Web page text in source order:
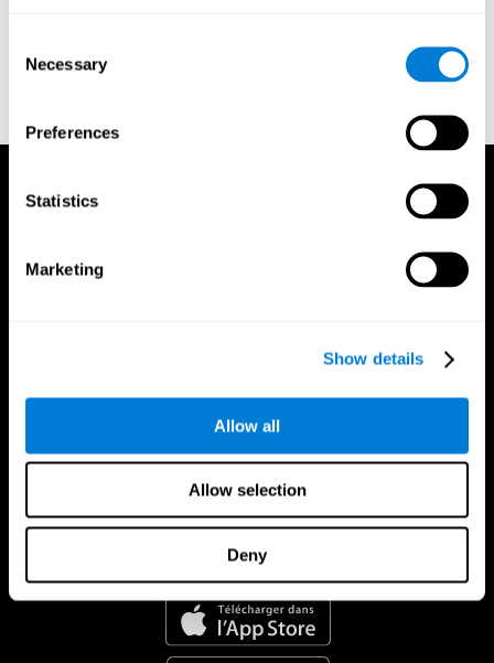
Selection
Necessary
Preferences
Statistics
Marketing
Show details
Allow all
Allow selection
Deny
Wechsler, D. (1997). WAIS-III: Wechsler Adult Intelligence Scale -
App CogniFit